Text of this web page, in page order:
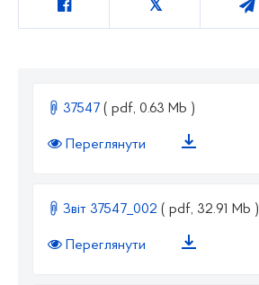
37547 ( pdf, 0.63 Mb )
Переглянути
Звіт 37547_002 ( pdf, 32.91 Mb )
Переглянути